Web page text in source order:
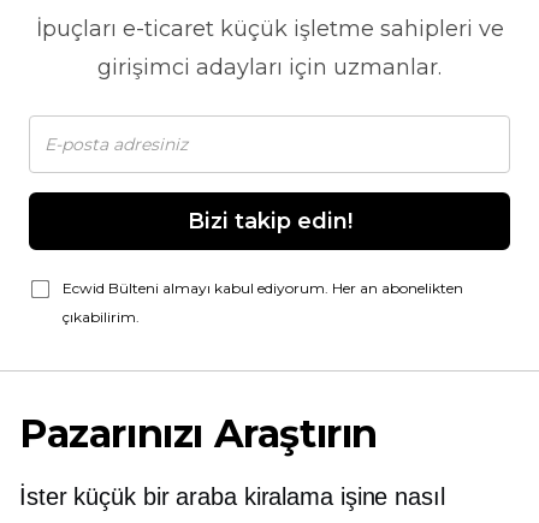
İpuçları e-ticaretküçük işletme sahipleri ve
girişimci adayları için uzmanlar.
Bizi takip edin!
Ecwid Bülteni almayı kabul ediyorum. Her an abonelikten
çıkabilirim.
Pazarınızı Araştırın
İster küçük bir araba kiralama işine nasıl